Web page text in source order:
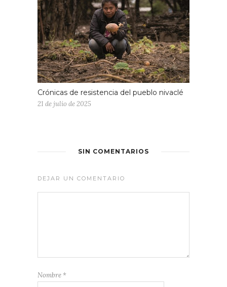
Crónicas de resistencia del pueblo nivaclé
21 de julio de 2025
SIN COMENTARIOS
DEJAR UN COMENTARIO
Nombre *